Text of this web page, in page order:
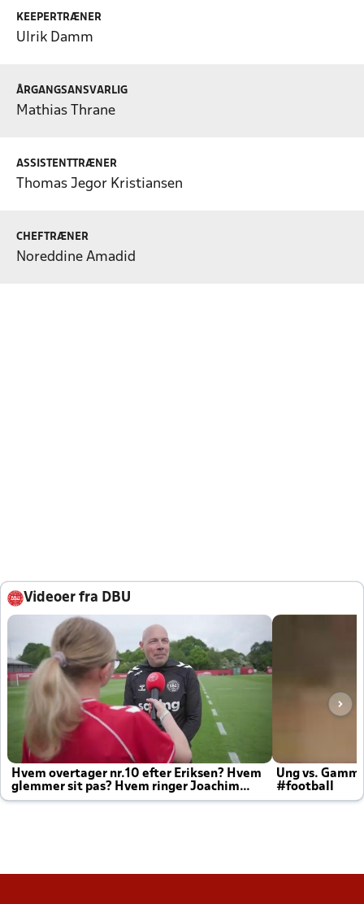
KEEPERTRÆNER
Ulrik Damm
ÅRGANGSANSVARLIG
Mathias Thrane
ASSISTENTTRÆNER
Thomas Jegor Kristiansen
CHEFTRÆNER
Noreddine Amadid
Videoer fra DBU
Hvem overtager nr.10 efter Eriksen? Hvem
glemmer sit pas? Hvem ringer Joachim
altid til efter kampe?
Ung vs.
#football